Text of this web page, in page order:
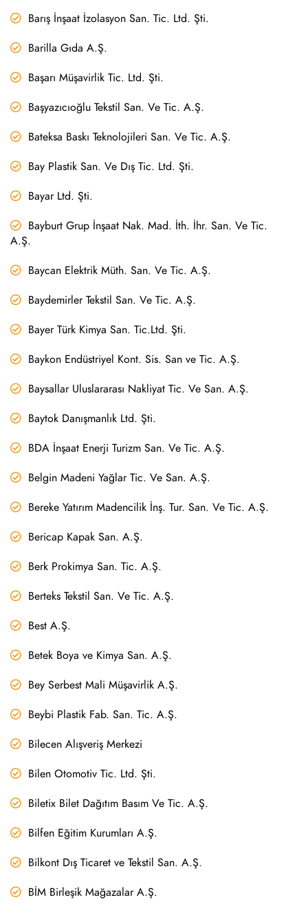
Barış İnşaat İzolasyon San. Tic. Ltd. Şti.
Barilla Gıda A.Ş.
Başarı Müşavirlik Tic. Ltd. Şti.
Başyazıcıoğlu Tekstil San. Ve Tic. A.Ş.
Bateksa Baskı Teknolojileri San. Ve Tic. A.Ş.
Bay Plastik San. Ve Dış Tic. Ltd. Şti.
Bayar Ltd. Şti.
Bayburt Grup İnşaat Nak. Mad. İth. İhr. San. Ve Tic.
A.Ş.
Baycan Elektrik Müth. San. Ve Tic. A.Ş.
Baydemirler Tekstil San. Ve Tic. A.Ş.
Bayer Türk Kimya San. Tic.Ltd. Şti.
Baykon Endüstriyel Kont. Sis. San ve Tic. A.Ş.
Baysallar Uluslararası Nakliyat Tic. Ve San. A.Ş.
Baytok Danışmanlık Ltd. Şti.
BDA İnşaat Enerji Turizm San. Ve Tic. A.Ş.
Belgin Madeni Yağlar Tic. Ve San. A.Ş.
Bereke Yatırım Madencilik İnş. Tur. San. Ve Tic. A.Ş.
Bericap Kapak San. A.Ş.
Berk Prokimya San. Tic. A.Ş.
Berteks Tekstil San. Ve Tic. A.Ş.
Best A.Ş.
Betek Boya ve Kimya San. A.Ş.
Bey Serbest Mali Müşavirlik A.Ş.
Beybi Plastik Fab. San. Tic. A.Ş.
Bilecen Alışveriş Merkezi
Bilen Otomotiv Tic. Ltd. Şti.
Biletix Bilet Dağıtım Basım Ve Tic. A.Ş.
Bilfen Eğitim Kurumları A.Ş.
Bilkont Dış Ticaret ve Tekstil San. A.Ş.
BİM Birleşik Mağazalar A.Ş.